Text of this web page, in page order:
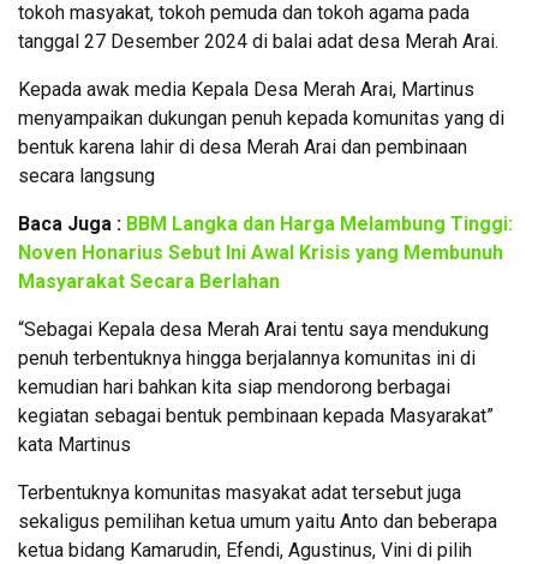
tokoh masyakat, tokoh pemuda dan tokoh agama pada
tanggal 27 Desember 2024 di balai adat desa Merah Arai.
Kepada awak media Kepala Desa Merah Arai, Martinus
menyampaikan dukungan penuh kepada komunitas yang di
bentuk karena lahir di desa Merah Arai dan pembinaan
secara langsung
Baca Juga : BBM Langka dan Harga Melambung Tinggi:
Noven Honarius Sebut Ini Awal Krisis yang Membunuh
Masyarakat Secara Berlahan
“Sebagai Kepala desa Merah Arai tentu saya mendukung
penuh terbentuknya hingga berjalannya komunitas ini di
kemudian hari bahkan kita siap mendorong berbagai
kegiatan sebagai bentuk pembinaan kepada Masyarakat”
kata Martinus
Terbentuknya komunitas masyakat adat tersebut juga
sekaligus pemilihan ketua umum yaitu Anto dan beberapa
ketua bidang Kamarudin, Efendi, Agustinus, Vini di pilih